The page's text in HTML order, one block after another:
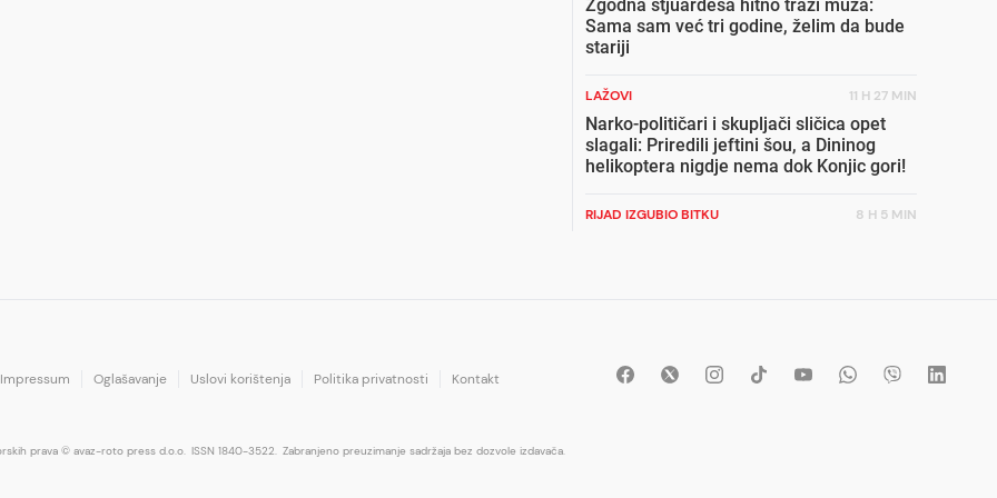
Zgodna stjuardesa hitno traži muža:
Sama sam već tri godine, želim da bude
stariji
LAŽOVI 11 H 27 MIN
Narko-političari i skupljači sličica opet
slagali: Priredili jeftini šou, a Dininog
helikoptera nigdje nema dok Konjic gori!
RIJAD IZGUBIO BITKU 8 H 5 MIN
Crveni alarm za BiH: Narednih sedam
dana prijeti vatreni pakao
Impressum Oglašavanje Uslovi korištenja Politika privatnosti Kontakt
prava © avaz-roto press d.o.o. ISSN 1840-3522. Zabranjeno preuzimanje sadržaja bez dozvole izdavača.